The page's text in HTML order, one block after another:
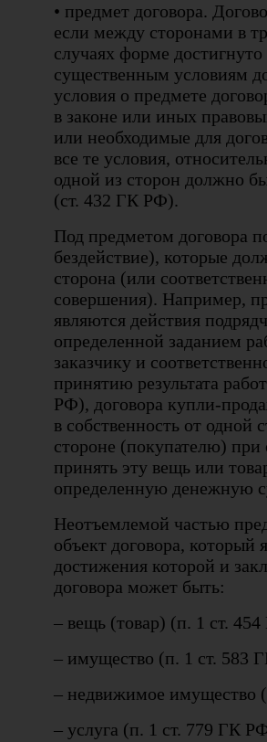
• предмет договора.
если между сторонами в
случаях форме
существенным условиям
условия о предмете
в законе или иных
или необходимые для
все те условия,
одной из сторон должно
(ст. 432 ГК РФ).
Под предметом договора
бездействие), которые
сторона (или
совершения). Например,
являются действия
определенной заданием
заказчику и
принятию результата
РФ), договора купли-
в собственность от одной
стороне (покупателю) при
принять эту вещь или
определенную денежную
Неотъемлемой частью
объект договора, который
достижения которой и
договора может быть:
– вещь (товар) (п. 1 ст.
– имущество (п. 1 ст. 583
– недвижимое имущество
– услуга (п. 1 ст. 779 ГК